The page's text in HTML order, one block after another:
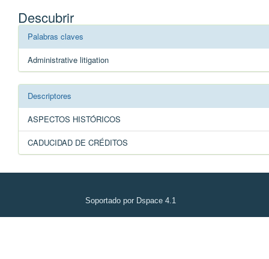
Descubrir
Palabras claves
Administrative litigation
Descriptores
ASPECTOS HISTÓRICOS
CADUCIDAD DE CRÉDITOS
Soportado por Dspace 4.1